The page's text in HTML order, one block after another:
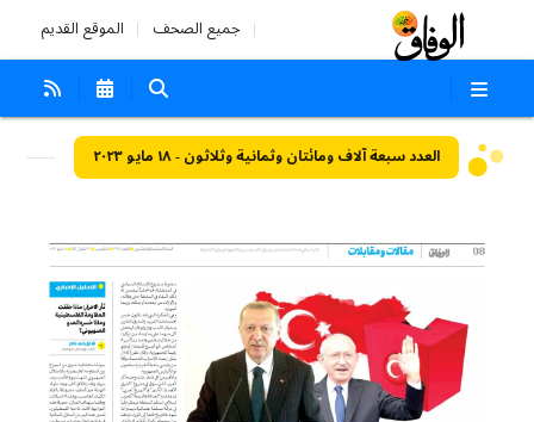
جميع الصحف الموقع القديم
العدد سبعة آلاف ومائتان وثمانية وثلاثون - ١٨ مايو ٢٠٢٣